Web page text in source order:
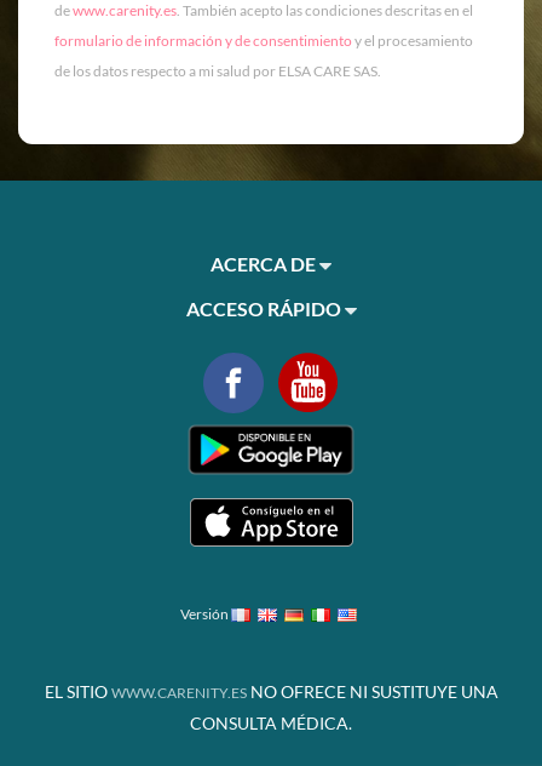
dewww.carenity.es. También acepto las condiciones descritas en el
formulario de información y de consentimiento y el procesamiento
de los datos respecto a mi salud por ELSA CARE SAS.
ACERCA DE
ACCESO RÁPIDO
Versión
EL SITIO WWW.CARENITY.ESNO OFRECE NI SUSTITUYE UNA
CONSULTA MÉDICA.